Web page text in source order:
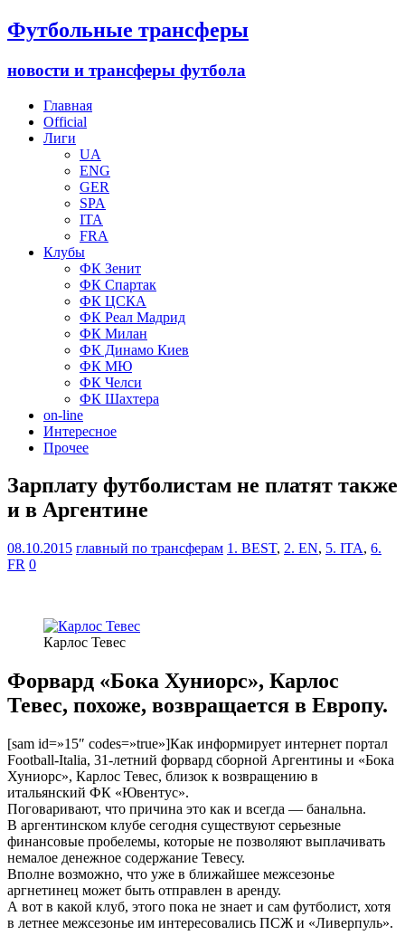
Футбольные трансферы
новости и трансферы футбола
Главная
Official
Лиги
UA
ENG
GER
SPA
ITA
FRA
Клубы
ФК Зенит
ФК Спартак
ФК ЦСКА
ФК Реал Мадрид
ФК Милан
ФК Динамо Киев
ФК МЮ
ФК Челси
ФК Шахтера
on-line
Интересное
Прочее
Зарплату футболистам не платят также
и в Аргентине
08.10.2015 главный по трансферам 1. BEST, 2. EN, 5. ITA, 6.
FR 0
Карлос Тевес
Форвард «Бока Хуниорс», Карлос
Тевес, похоже, возвращается в Европу.
[sam id=»15″ codes=»true»]Как информирует интернет портал
Football-Itаlia, 31-летний форвард сборной Аргентины и «Бока
Хуниорс», Карлос Тевес, близок к возвращению в
итальянский ФК «Ювентус».
Поговаривают, что причина это как и всегда — банальна.
В аргентинском клубе сегодня существуют серьезные
финансовые пробелемы, которые не позволяют выплачивать
немалое денежное содержание Тевесу.
Вполне возможно, что уже в ближайшее межсезонье
аргнетинец может быть отправлен в аренду.
А вот в какой клуб, этого пока не знает и сам футболист, хотя
в летнее межсезонье им интересовались ПСЖ и «Ливерпуль».